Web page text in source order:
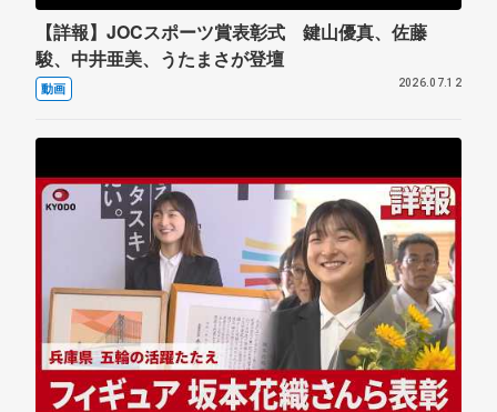
【詳報】JOCスポーツ賞表彰式 鍵山優真、佐藤
駿、中井亜美、うたまさが登壇
動画 2026.07.12